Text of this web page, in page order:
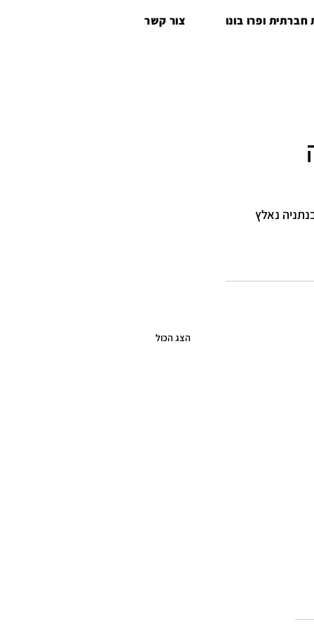
צור קשר חברתית ופרו בונו
נאלץ
הצג הכול